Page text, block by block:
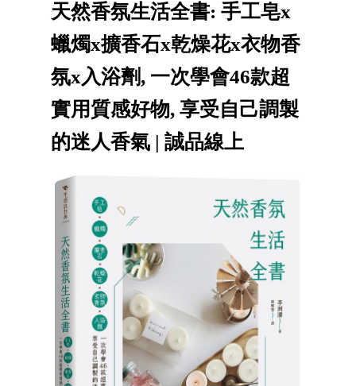
天然香氛生活全書: 手工皂x
蠟燭x擴香石x乾燥花x衣物香
氛x入浴劑, 一次學會46款超
實用質感好物, 享受自己調製
的迷人香氣 | 誠品線上